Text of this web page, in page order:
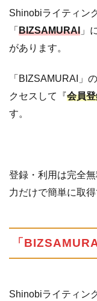
Shinobiライティン
「 BIZSAMURAI 」
があります。
「BIZSAMURAI」
クセスして『会員
す。
登録・利用は完全
力だけで簡単に取得
「
Shinobiライティン